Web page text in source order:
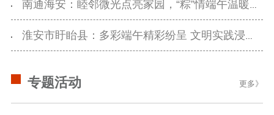
南通海安：睦邻微光点亮家园，“粽”情端午温暖心田
淮安市盱眙县：多彩端午精彩纷呈 文明实践浸润万家
专题活动 更多》